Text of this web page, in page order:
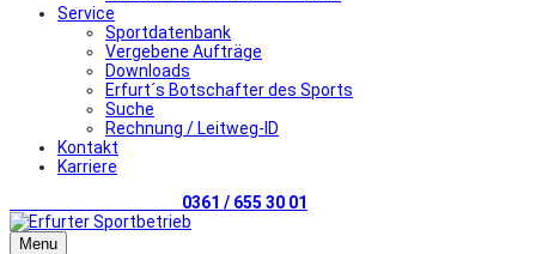
Service
Sportdatenbank
Vergebene Aufträge
Downloads
Erfurt´s Botschafter des Sports
Suche
Rechnung / Leitweg-ID
Kontakt
Karriere
0361 / 655 30 01
Menu